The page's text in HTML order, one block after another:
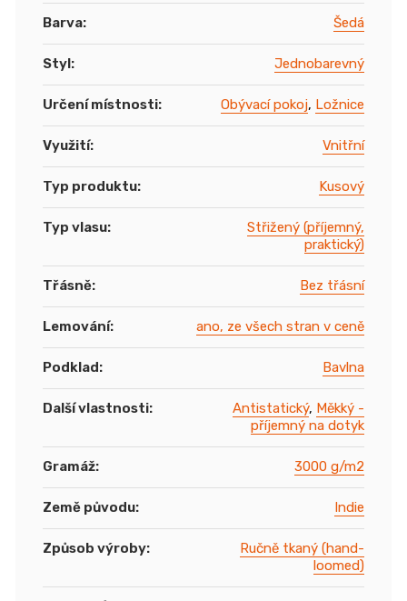
Barva: Šedá
Styl: Jednobarevný
Určení místnosti: Obývací pokoj, Ložnice
Využití: Vnitřní
Typ produktu: Kusový
Typ vlasu:
Střižený (příjemný,
praktický)
Třásně: Bez třásní
Lemování: ano, ze všech stran v ceně
Podklad: Bavlna
Další vlastnosti: Antistatický, Měkký -
příjemný na dotyk
Gramáž: 3000 g/m2
Země původu: Indie
Způsob výroby:
Ručně tkaný (hand-
loomed)